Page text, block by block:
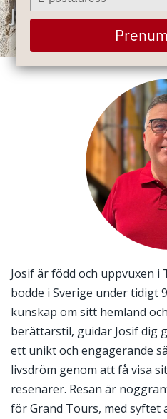
Josif Paparisto
Josif är född och uppvuxen i
bodde i Sverige under tidigt
kunskap om sitt hemland
berättarstil, guidar Josif dig
ett unikt och engagerande
livsdröm genom att få visa
resenärer. Resan är
för Grand Tours, med syftet
your
email